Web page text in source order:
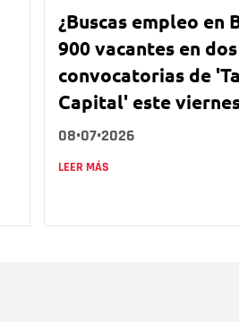
¿Buscas empleo en
900 vacantes en dos
convocatorias de
Capital' este
08•07•2026
LEER MÁS